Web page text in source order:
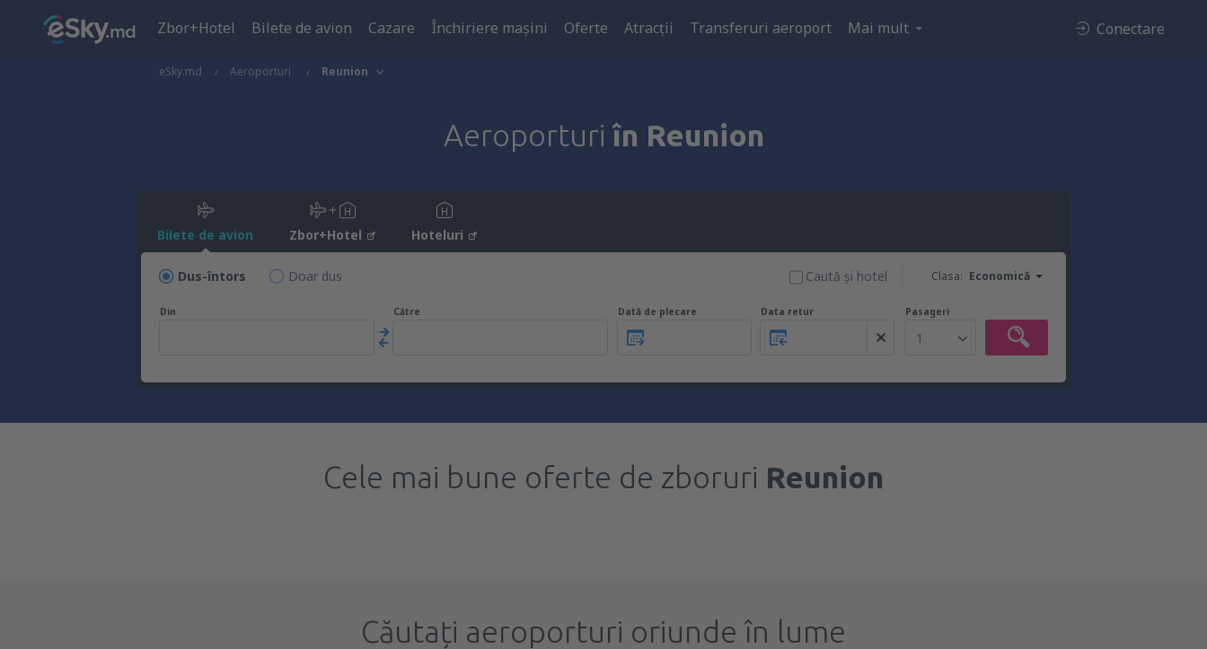
Zbor+Hotel Bilete de avion Cazare Închiriere mașini Oferte Atracţii Transferuri aeroport Mai mult Conectare
eSky.md Aeroporturi Reunion
Aeroporturiîn Reunion
Bilete de avion Zbor+Hotel Hoteluri
Dus-întors Doar dus Clasa: Economică
Caută şi hotel
Din Către Dată de plecare Data retur Pasageri
1
Cele mai bune oferte de zboruri Reunion
Căutați aeroporturi oriunde în lume